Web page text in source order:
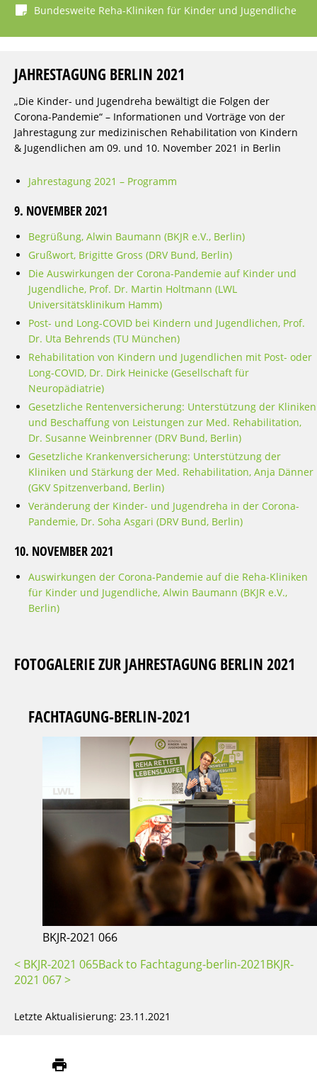
Bundesweite Reha-Kliniken für Kinder und Jugendliche
JAHRESTAGUNG BERLIN 2021
„Die Kinder- und Jugendreha bewältigt die Folgen der
Corona-Pandemie“ – Informationen und Vorträge von der
Jahrestagung zur medizinischen Rehabilitation von Kindern
& Jugendlichen am 09. und 10. November 2021 in Berlin
Jahrestagung 2021 – Programm
9. NOVEMBER 2021
Begrüßung, Alwin Baumann (BKJR e.V., Berlin)
Grußwort, Brigitte Gross (DRV Bund, Berlin)
Die Auswirkungen der Corona-Pandemie auf Kinder und
Jugendliche, Prof. Dr. Martin Holtmann (LWL
Universitätsklinikum Hamm)
Post- und Long-COVID bei Kindern und Jugendlichen, Prof.
Dr. Uta Behrends (TU München)
Rehabilitation von Kindern und Jugendlichen mit Post- oder
Long-COVID, Dr. Dirk Heinicke (Gesellschaft für
Neuropädiatrie)
Gesetzliche Rentenversicherung: Unterstützung der Kliniken
und Beschaffung von Leistungen zur Med. Rehabilitation,
Dr. Susanne Weinbrenner (DRV Bund, Berlin)
Gesetzliche Krankenversicherung: Unterstützung der
Kliniken und Stärkung der Med. Rehabilitation, Anja Dänner
(GKV Spitzenverband, Berlin)
Veränderung der Kinder- und Jugendreha in der Corona-
Pandemie, Dr. Soha Asgari (DRV Bund, Berlin)
10. NOVEMBER 2021
Auswirkungen der Corona-Pandemie auf die Reha-Kliniken
für Kinder und Jugendliche, Alwin Baumann (BKJR e.V.,
Berlin)
FOTOGALERIE ZUR JAHRESTAGUNG BERLIN 2021
FACHTAGUNG-BERLIN-2021
BKJR-2021 066
< BKJR-2021 065Back to Fachtagung-berlin-2021BKJR-
2021 067 >
Letzte Aktualisierung: 23.11.2021